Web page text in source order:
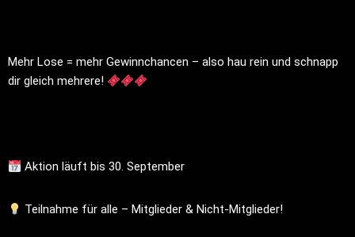
Mehr Lose = mehr Gewinnchancen – also hau rein und schnapp
dir gleich mehrere!
Aktion läuft bis 30. September
Teilnahme für alle – Mitglieder & Nicht-Mitglieder!